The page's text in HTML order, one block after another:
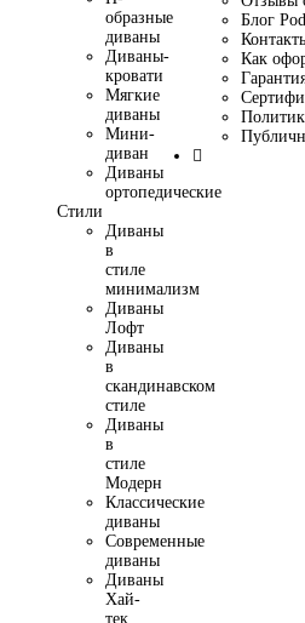
образные
диваны
Диваны-
кровати
Мягкие
диваны
Мини-
диван
Диваны
ортопедические
Стили
Диваны
в
стиле
минимализм
Диваны
Лофт
Диваны
в
скандинавском
стиле
Диваны
в
стиле
Модерн
Классические
диваны
Современные
диваны
Диваны
Хай-
тек
Блог
Как